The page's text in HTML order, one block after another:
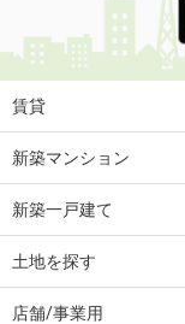
賃貸
新築マンション
新築一戸建て
土地を探す
店舗/事業用